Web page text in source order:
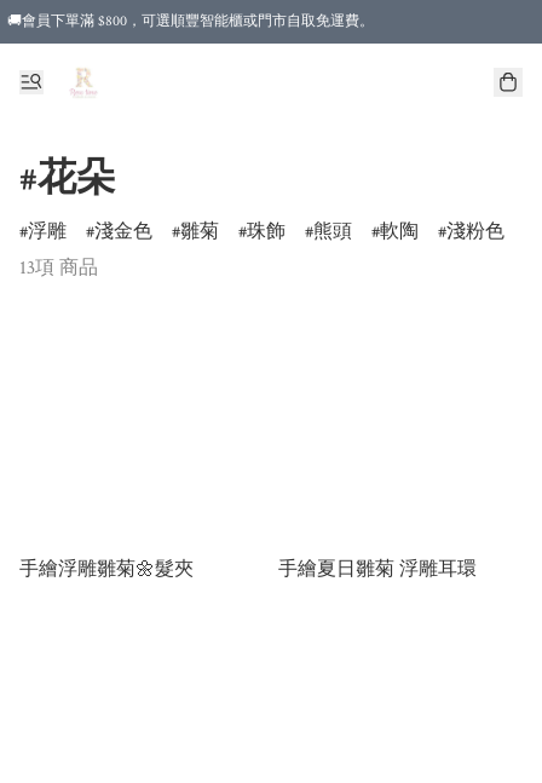
🚚會員下單滿 $800，可選順豐智能櫃或門市自取免運費。
#花朵
浮雕 淺金色 雛菊 珠飾 熊頭 軟陶 淺粉色
13項 商品
手繪浮雕雛菊🌼髮夾 手繪夏日雛菊 浮雕耳環